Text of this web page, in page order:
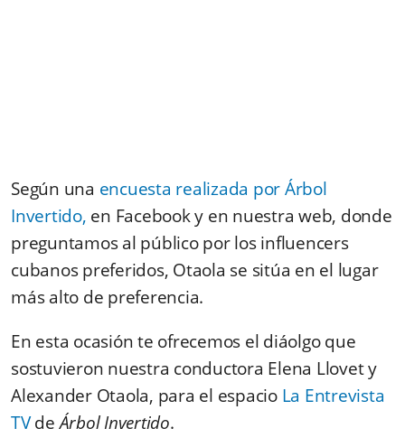
Según una encuesta realizada por Árbol
Invertido, en Facebook y en nuestra web, donde
preguntamos al público por los influencers
cubanos preferidos, Otaola se sitúa en el lugar
más alto de preferencia.
En esta ocasión te ofrecemos el diáolgo que
sostuvieron nuestra conductora Elena Llovet y
Alexander Otaola, para el espacio La Entrevista
TVdeÁrbol Invertido.